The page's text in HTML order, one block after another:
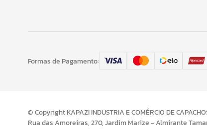
Formas de Pagamento:
© Copyright KAPAZI INDUSTRIA E COMÉRCIO DE
Rua das Amoreiras, 270, Jardim Marize - Almirante